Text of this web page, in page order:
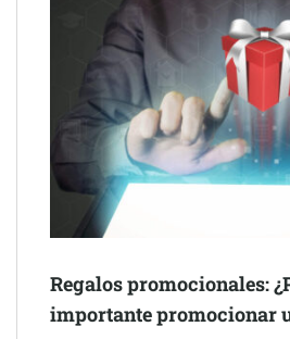
Schaeffler mejora su rentabilidad en
NOVA: innovación y diseño que
mano de Tormo Franquicias
Regalos promocionales:
importante promocionar